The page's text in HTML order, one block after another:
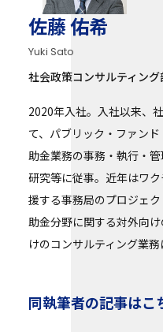
佐藤 佑希
Yuki Sato
社会政策コンサルティング
2020年入社。入社以来、
て、パブリック・ファン
助金業務の事務・執行・
研究等に従事。近年はワ
援する事務局のプロジェ
助金分野に関する対外向
けのコンサルティング業務
同執筆者の記事はこ